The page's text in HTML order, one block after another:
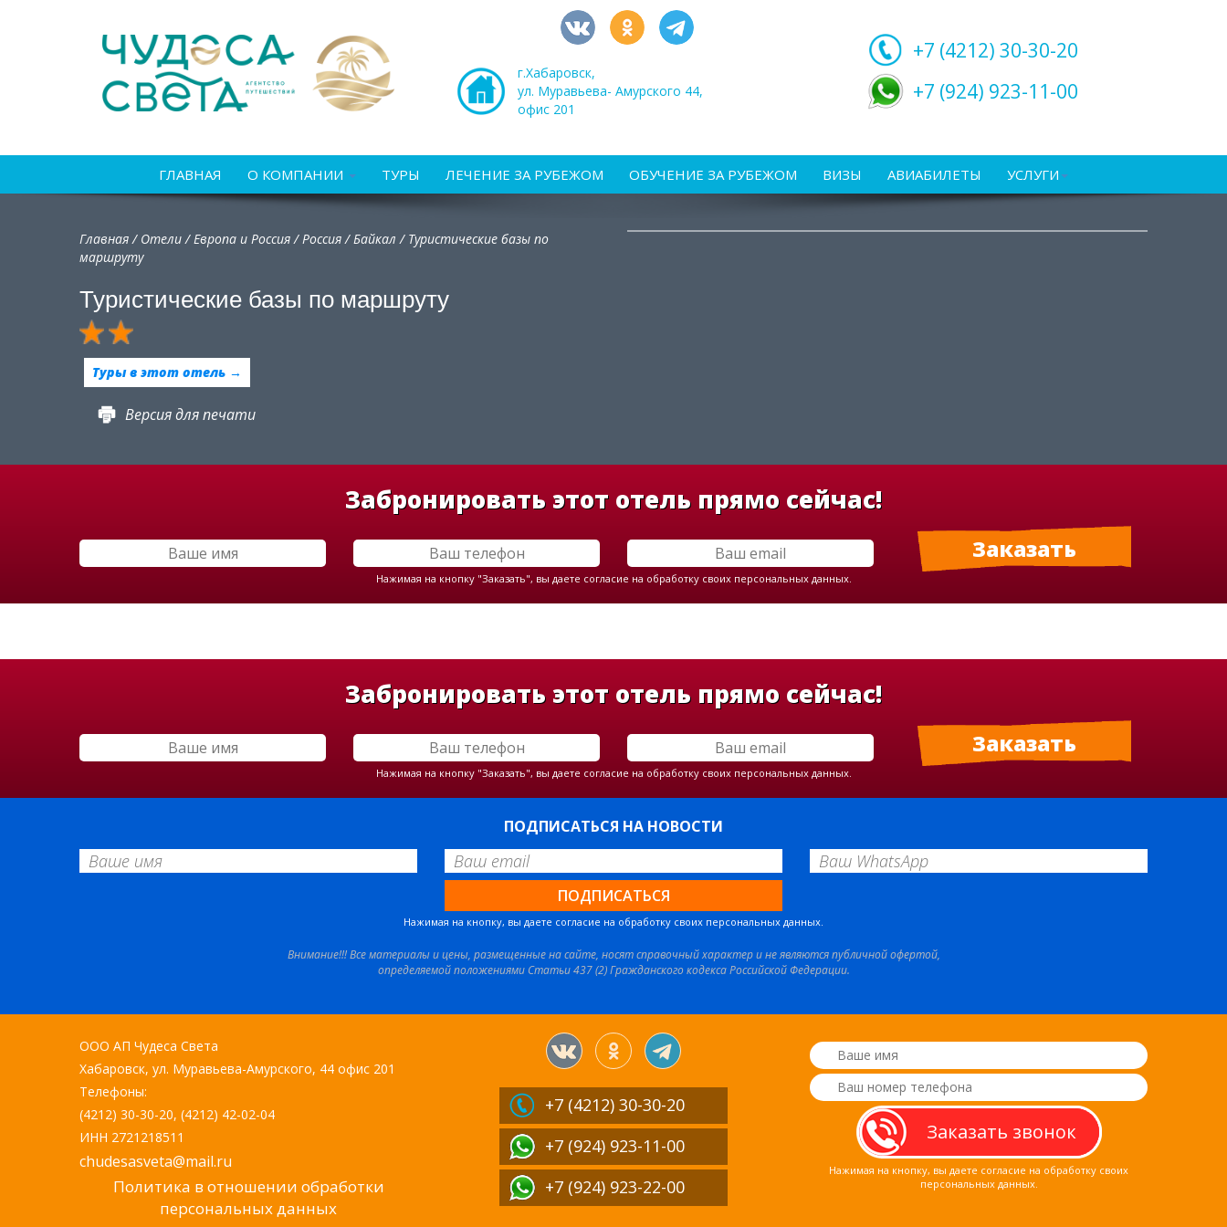
г.Хабаровск,
ул. Муравьева- Амурского 44,
офис 201
+7 (4212) 30-30-20
+7 (924) 923-11-00
ГЛАВНАЯ О КОМПАНИИ ТУРЫ ЛЕЧЕНИЕ ЗА РУБЕЖОМ ОБУЧЕНИЕ ЗА РУБЕЖОМ ВИЗЫ АВИАБИЛЕТЫ УСЛУГИ
Главная/ Отели/Европа и Россия/Россия/Байкал / Туристические базы по
маршруту
Туристические базы по маршруту
Туры в этот отель →
Версия для печати
Забронировать этот отель прямо сейчас!
Нажимая на кнопку "Заказать", вы даете согласие на обработку своих персональных данных.
Забронировать этот отель прямо сейчас!
Нажимая на кнопку "Заказать", вы даете согласие на обработку своих персональных данных.
ПОДПИСАТЬСЯ НА НОВОСТИ
Нажимая на кнопку, вы даете согласие на обработку своих персональных данных.
Внимание!!! Все материалы и цены, размещенные на сайте, носят справочный характер и не являются публичной офертой,
определяемой положениями Статьи 437 (2) Гражданского кодекса Российской Федерации.
ООО АП Чудеса Света
Хабаровск, ул. Муравьева-Амурского, 44 офис 201
Телефоны:
(4212) 30-30-20, (4212) 42-02-04
ИНН 2721218511
chudesasveta@mail.ru
Политика в отношении обработки
персональных данных
+7 (4212) 30-30-20
+7 (924) 923-11-00
+7 (924) 923-22-00
Нажимая на кнопку, вы даете согласие на обработку своих
персональных данных.